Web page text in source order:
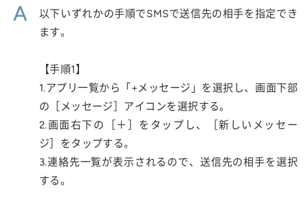
A
以下いずれかの手順でSMSで送信先の相手を指定でき
ます。
【手順1】
1.アプリ一覧から「+メッセージ」を選択し、画面下部
の［メッセージ］アイコンを選択する。
2.画面右下の［＋］をタップし、［新しいメッセー
ジ］をタップする。
3.連絡先一覧が表示されるので、送信先の相手を選択
する。